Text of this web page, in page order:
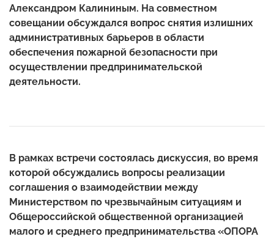
Александром Калининым. На совместном
совещании обсуждался вопрос снятия излишних
административных барьеров в области
обеспечения пожарной безопасности при
осуществлении предпринимательской
деятельности.
В рамках встречи состоялась дискуссия, во время
которой обсуждались вопросы реализации
соглашения о взаимодействии между
Министерством по чрезвычайным ситуациям и
Общероссийской общественной организацией
малого и среднего предпринимательства «ОПОРА